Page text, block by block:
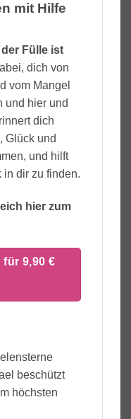
mit Hilfe
Fülle ist
dich von
vom Mangel
und hier und
dich
Glück und
und hilft
in dir zu finden.
hier zum
9,90 €
beschützt
höchsten